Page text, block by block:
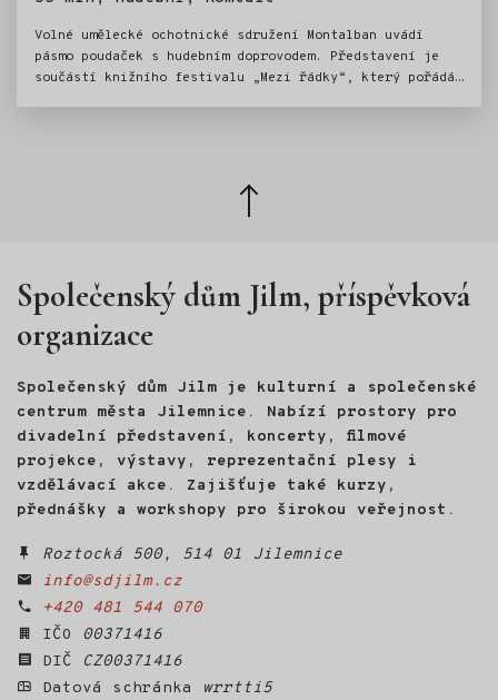
Volné umělecké ochotnické sdružení Montalban uvádí
pásmo poudaček s hudebním doprovodem. Představení je
součástí knižního festivalu „Mezi řádky“, který pořádá
Zpět
nahoru
Společenský dům Jilm, příspěvková
organizace
Společenský dům Jilm je kulturní a společenské
centrum města Jilemnice. Nabízí prostory pro
divadelní představení, koncerty, filmové
projekce, výstavy, reprezentační plesy i
vzdělávací akce. Zajišťuje také kurzy,
přednášky a workshopy pro širokou veřejnost.
Roztocká 500, 514 01 Jilemnice
info@sdjilm.cz
+420 481 544 070
IČO
00371416
DIČ
CZ00371416
Datová schránka
wrrtti5